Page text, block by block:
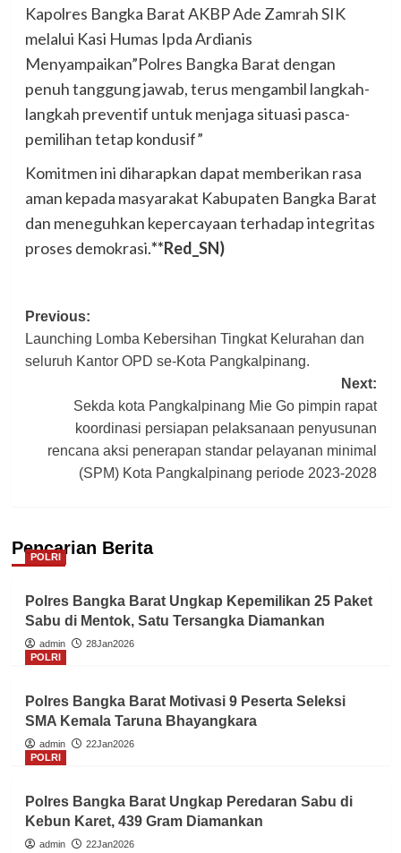
Kapolres Bangka Barat AKBP Ade Zamrah SIK
melalui Kasi Humas Ipda Ardianis
Menyampaikan”Polres Bangka Barat dengan
penuh tanggung jawab, terus mengambil langkah-
langkah preventif untuk menjaga situasi pasca-
pemilihan tetap kondusif”
Komitmen ini diharapkan dapat memberikan rasa
aman kepada masyarakat Kabupaten Bangka Barat
dan meneguhkan kepercayaan terhadap integritas
proses demokrasi.**Red_SN)
Post
navigation
Previous:
Launching Lomba Kebersihan Tingkat Kelurahan dan
seluruh Kantor OPD se-Kota Pangkalpinang.
Next:
Sekda kota Pangkalpinang Mie Go pimpin rapat
koordinasi persiapan pelaksanaan penyusunan
rencana aksi penerapan standar pelayanan minimal
(SPM) Kota Pangkalpinang periode 2023-2028
Pencarian Berita
POLRI
Polres Bangka Barat Ungkap Kepemilikan 25 Paket
Sabu di Mentok, Satu Tersangka Diamankan
admin
28Jan2026
POLRI
Polres Bangka Barat Motivasi 9 Peserta Seleksi
SMA Kemala Taruna Bhayangkara
admin
22Jan2026
POLRI
Polres Bangka Barat Ungkap Peredaran Sabu di
Kebun Karet, 439 Gram Diamankan
admin 22Jan2026